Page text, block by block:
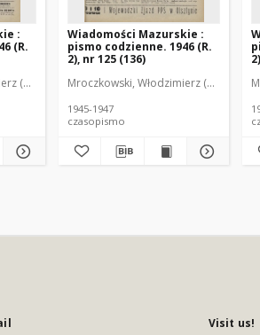
:
(R.
(1902-1971). Redaktor
Wiadomości Mazurskie :
pismo codzienne. 1946 (R.
2), nr 125 (136)
Mroczkowski, Włodzimierz (1902-
1945-1947
czasopismo
Visit us!